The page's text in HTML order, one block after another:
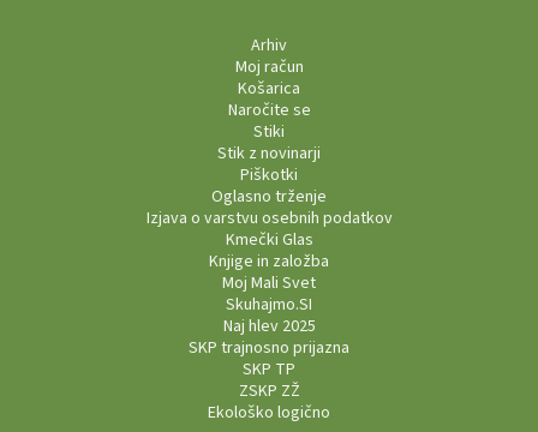
Arhiv
Moj račun
Košarica
Naročite se
Stiki
Stik z novinarji
Piškotki
Oglasno trženje
Izjava o varstvu osebnih podatkov
Kmečki Glas
Knjige in založba
Moj Mali Svet
Skuhajmo.SI
Naj hlev 2025
SKP trajnosno prijazna
SKP TP
ZSKP ZŽ
Ekološko logično